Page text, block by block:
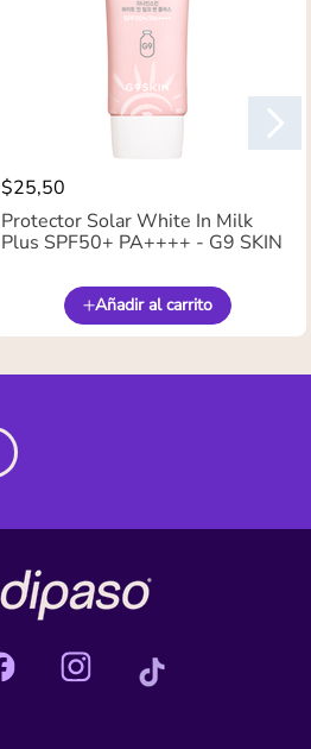
$25,50
Protector Solar White In Milk
Plus SPF50+ PA++++ - G9 SKIN
Añadir al carrito